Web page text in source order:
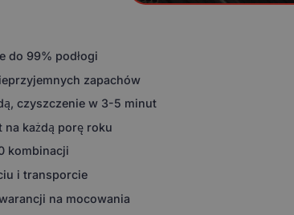
do 99% podłogi
zapachów
czyszczenie w 3-5 minut
na każdą porę roku
kombinacji
i transporcie
na mocowania